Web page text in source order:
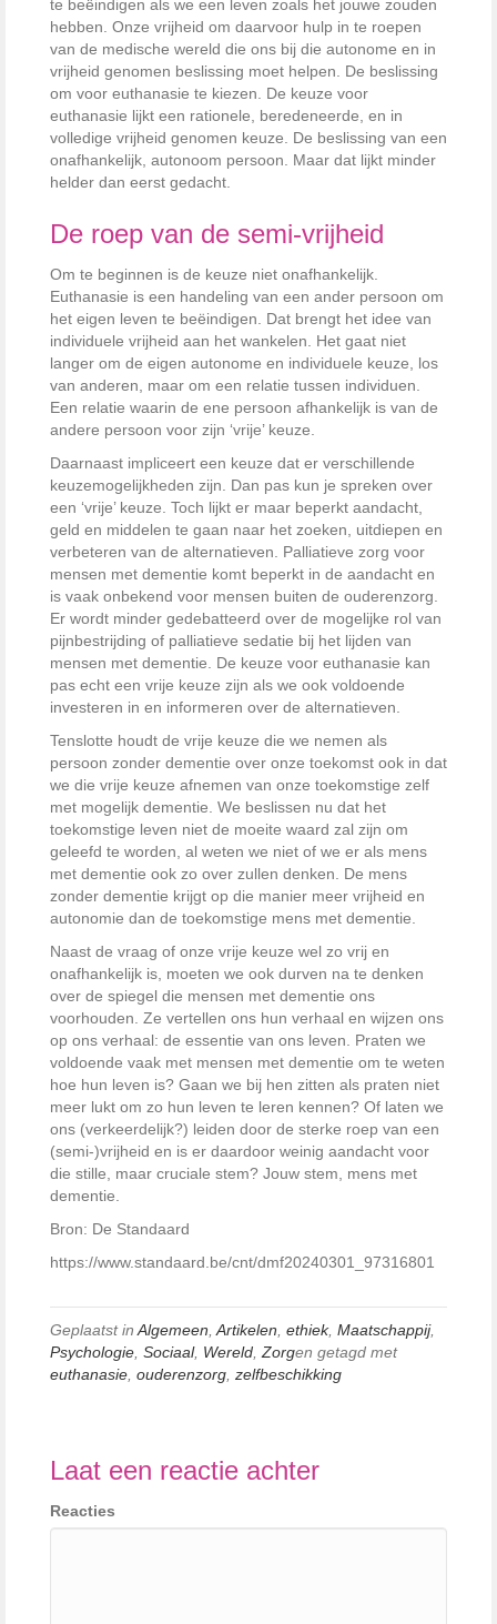
te beëindigen als we een leven zoals het jouwe zouden
hebben. Onze vrijheid om daarvoor hulp in te roepen
van de medische wereld die ons bij die autonome en in
vrijheid genomen beslissing moet helpen. De beslissing
om voor euthanasie te kiezen. De keuze voor
euthanasie lijkt een rationele, beredeneerde, en in
volledige vrijheid genomen keuze. De beslissing van een
onafhankelijk, autonoom persoon. Maar dat lijkt minder
helder dan eerst gedacht.
De roep van de semi-vrijheid
Om te beginnen is de keuze niet onafhankelijk.
Euthanasie is een handeling van een ander persoon om
het eigen leven te beëindigen. Dat brengt het idee van
individuele vrijheid aan het wankelen. Het gaat niet
langer om de eigen autonome en individuele keuze, los
van anderen, maar om een relatie tussen individuen.
Een relatie waarin de ene persoon afhankelijk is van de
andere persoon voor zijn ‘vrije’ keuze.
Daarnaast impliceert een keuze dat er verschillende
keuzemogelijkheden zijn. Dan pas kun je spreken over
een ‘vrije’ keuze. Toch lijkt er maar beperkt aandacht,
geld en middelen te gaan naar het zoeken, uitdiepen en
verbeteren van de alternatieven. Palliatieve zorg voor
mensen met dementie komt beperkt in de aandacht en
is vaak onbekend voor mensen buiten de ouderenzorg.
Er wordt minder gedebatteerd over de mogelijke rol van
pijnbestrijding of palliatieve sedatie bij het lijden van
mensen met dementie. De keuze voor euthanasie kan
pas echt een vrije keuze zijn als we ook voldoende
investeren in en informeren over de alternatieven.
Tenslotte houdt de vrije keuze die we nemen als
persoon zonder dementie over onze toekomst ook in dat
we die vrije keuze afnemen van onze toekomstige zelf
met mogelijk dementie. We beslissen nu dat het
toekomstige leven niet de moeite waard zal zijn om
geleefd te worden, al weten we niet of we er als mens
met dementie ook zo over zullen denken. De mens
zonder dementie krijgt op die manier meer vrijheid en
autonomie dan de toekomstige mens met dementie.
Naast de vraag of onze vrije keuze wel zo vrij en
onafhankelijk is, moeten we ook durven na te denken
over de spiegel die mensen met dementie ons
voorhouden. Ze vertellen ons hun verhaal en wijzen ons
op ons verhaal: de essentie van ons leven. Praten we
voldoende vaak met mensen met dementie om te weten
hoe hun leven is? Gaan we bij hen zitten als praten niet
meer lukt om zo hun leven te leren kennen? Of laten we
ons (verkeerdelijk?) leiden door de sterke roep van een
(semi-)vrijheid en is er daardoor weinig aandacht voor
die stille, maar cruciale stem? Jouw stem, mens met
dementie.
Bron: De Standaard
https://www.standaard.be/cnt/dmf20240301_97316801
Geplaatst inAlgemeen,Artikelen, ethiek, Maatschappij,
Psychologie, Sociaal, Wereld,Zorgen getagd met
euthanasie, ouderenzorg, zelfbeschikking
Laat een reactie achter
Reacties